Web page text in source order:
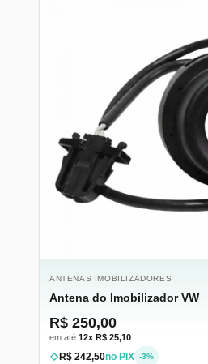
ANTENAS IMOBILIZADORES
Antena do Imobilizador VW
R$ 250,00
em até 12x R$ 25,10
R$ 242,50no PIX -3%